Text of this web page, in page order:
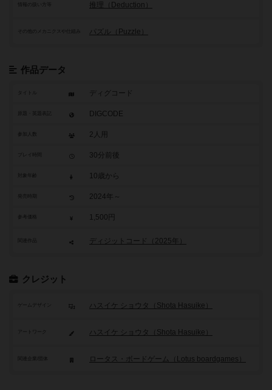
推理（Deduction）
その他のメカニクスや仕組み パズル（Puzzle）
作品データ
タイトル ディグコード
DIGCODE
参加人数 2人用
30分前後
10歳から
2024年～
参考価格 1,500円
関連作品 ディジットコード（2025年）
クレジット
ゲームデザイン ハスイケ ショウタ（Shota Hasuike）
アートワーク ハスイケ ショウタ（Shota Hasuike）
ロータス・ボードゲーム（Lotus boardgames）